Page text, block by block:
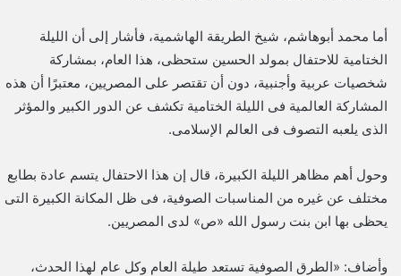
أما محمد أبوهاشم، شيخ الطريقة الهاشمية، فأشار إلى أن الليلة
الختامية للاحتفال بمولد الحسين ستحظى، هذا العام، بمشاركة
شخصيات عربية وأجنبية، دون أن تقتصر على المصريين، معتبرًا أن هذه
المشاركة العالمية فى الليلة الختامية تكشف عن الدور الكبير والمؤثر
الذى يلعبه التصوف فى العالم الإسلامى.
وحول أهم مظاهر الليلة الكبيرة، قال إن هذا الاحتفال يتسم عادة بطابع
مختلف عن غيره من المناسبات الصوفية، فى ظل المكانة الكبيرة التى
يحظى بها ابن بنت رسول الله «ص» لدى المصريين.
وأضاف: «الطرق الصوفية تستعد طيلة العام وكل عام لهذا الحدث،